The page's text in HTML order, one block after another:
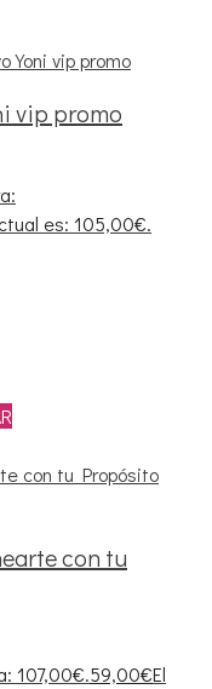
vip promo
es: 105,00€.
con tu
107,00€.59,00€El